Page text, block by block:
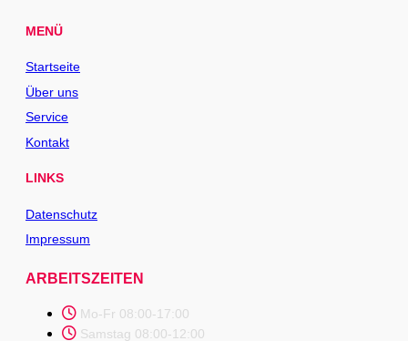
MENÜ
Startseite
Über uns
Service
Kontakt
LINKS
Datenschutz
Impressum
ARBEITSZEITEN
Mo-Fr 08:00-17:00
Samstag 08:00-12:00